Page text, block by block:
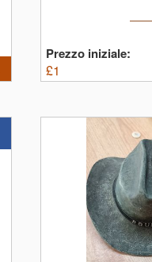
Prezzo iniziale:
£1